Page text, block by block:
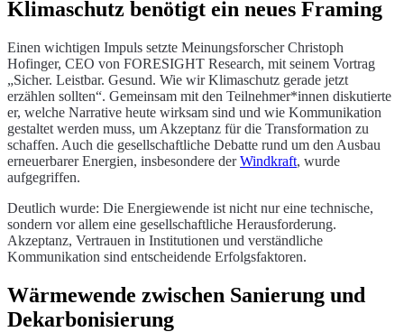
Klimaschutz benötigt ein neues Framing
Einen wichtigen Impuls setzte Meinungsforscher Christoph
Hofinger, CEO von FORESIGHT Research, mit seinem Vortrag
„Sicher. Leistbar. Gesund. Wie wir Klimaschutz gerade jetzt
erzählen sollten“. Gemeinsam mit den Teilnehmer*innen diskutierte
er, welche Narrative heute wirksam sind und wie Kommunikation
gestaltet werden muss, um Akzeptanz für die Transformation zu
schaffen. Auch die gesellschaftliche Debatte rund um den Ausbau
erneuerbarer Energien, insbesondere derWindkraft, wurde
aufgegriffen.
Deutlich wurde: Die Energiewende ist nicht nur eine technische,
sondern vor allem eine gesellschaftliche Herausforderung.
Akzeptanz, Vertrauen in Institutionen und verständliche
Kommunikation sind entscheidende Erfolgsfaktoren.
Wärmewende zwischen Sanierung und
Dekarbonisierung